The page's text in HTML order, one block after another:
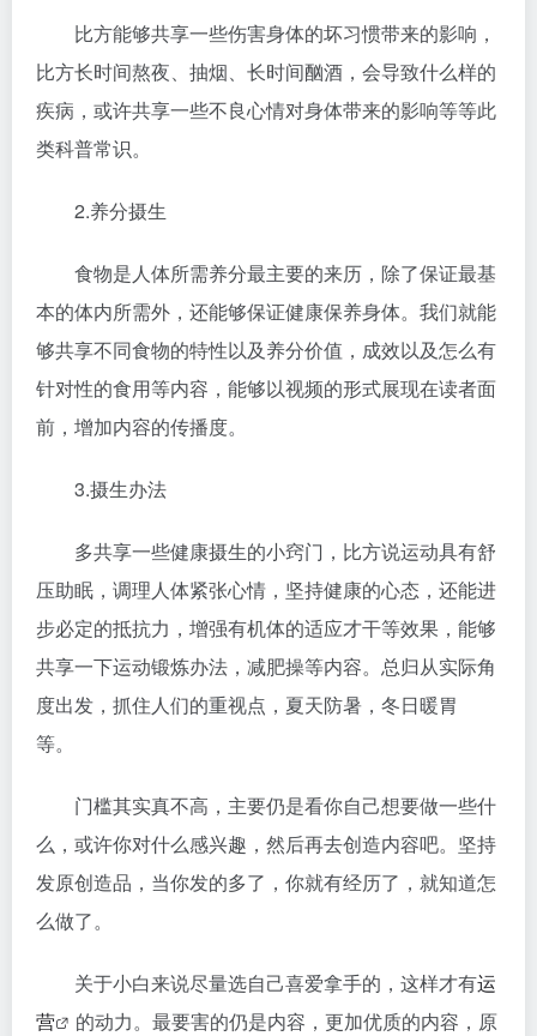
比方能够共享一些伤害身体的坏习惯带来的影响，
比方长时间熬夜、抽烟、长时间酗酒，会导致什么样的
疾病，或许共享一些不良心情对身体带来的影响等等此
类科普常识。
2.养分摄生
食物是人体所需养分最主要的来历，除了保证最基
本的体内所需外，还能够保证健康保养身体。我们就能
够共享不同食物的特性以及养分价值，成效以及怎么有
针对性的食用等内容，能够以视频的形式展现在读者面
前，增加内容的传播度。
3.摄生办法
多共享一些健康摄生的小窍门，比方说运动具有舒
压助眠，调理人体紧张心情，坚持健康的心态，还能进
步必定的抵抗力，增强有机体的适应才干等效果，能够
共享一下运动锻炼办法，减肥操等内容。总归从实际角
度出发，抓住人们的重视点，夏天防暑，冬日暖胃
等。
门槛其实真不高，主要仍是看你自己想要做一些什
么，或许你对什么感兴趣，然后再去创造内容吧。坚持
发原创造品，当你发的多了，你就有经历了，就知道怎
么做了。
关于小白来说尽量选自己喜爱拿手的，这样才有运
营
的动力。最要害的仍是内容，更加优质的内容，原